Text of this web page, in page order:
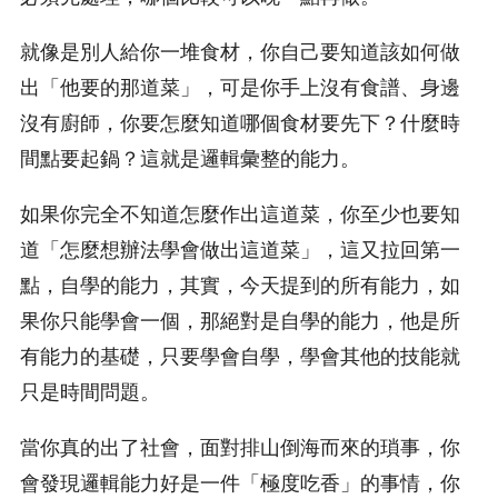
就像是別人給你一堆食材，你自己要知道該如何做
出「他要的那道菜」，可是你手上沒有食譜、身邊
沒有廚師，你要怎麼知道哪個食材要先下？什麼時
間點要起鍋？這就是邏輯彙整的能力。
如果你完全不知道怎麼作出這道菜，你至少也要知
道「怎麼想辦法學會做出這道菜」，這又拉回第一
點，自學的能力，其實，今天提到的所有能力，如
果你只能學會一個，那絕對是自學的能力，他是所
有能力的基礎，只要學會自學，學會其他的技能就
只是時間問題。
當你真的出了社會，面對排山倒海而來的瑣事，你
會發現邏輯能力好是一件「極度吃香」的事情，你